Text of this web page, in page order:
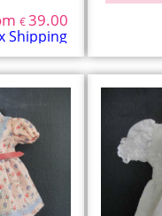
€39.00
Shipping